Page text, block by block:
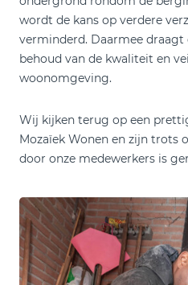
wordt de kans op verdere
verminderd. Daarmee
behoud van de kwaliteit en
woonomgeving.
Wij kijken terug op een
Mozaïek Wonen en zijn trots
door onze medewerkers is